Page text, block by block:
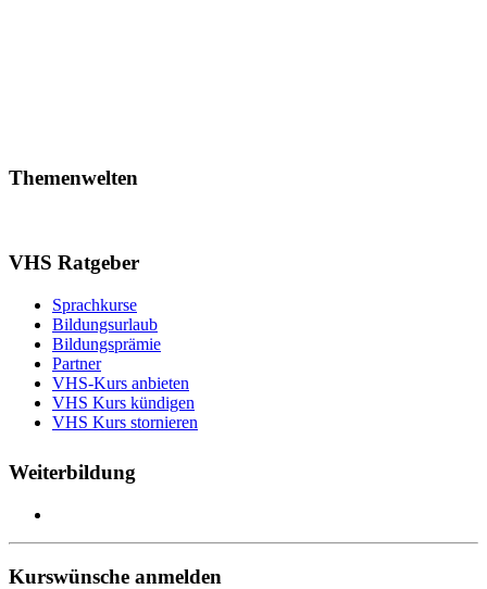
Themenwelten
VHS Ratgeber
Sprachkurse
Bildungsurlaub
Bildungsprämie
Partner
VHS-Kurs anbieten
VHS Kurs kündigen
VHS Kurs stornieren
Weiterbildung
Kurswünsche anmelden